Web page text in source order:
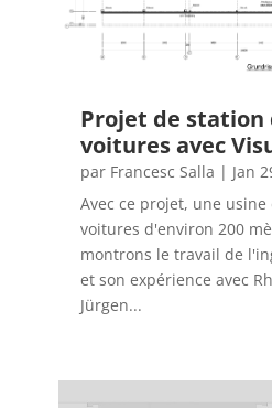
Projet de station
voitures avec
par Francesc Salla | Jan
Avec ce projet, une usine
voitures d'environ 200
montrons le travail de
et son expérience avec
Jürgen...